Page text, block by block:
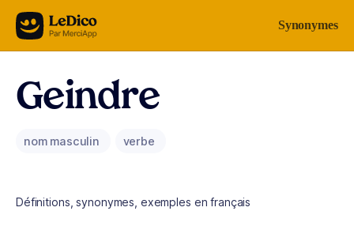
Aller au contenu Synonymes
Geindre
nom masculin verbe
Définitions, synonymes, exemples en français